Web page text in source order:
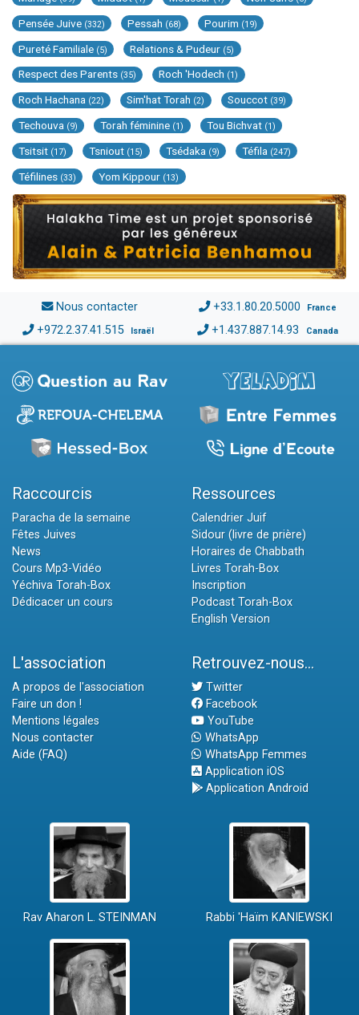
Pensée Juive (332) Pessah (68) Pourim (19)
Pureté Familiale (5) Relations & Pudeur (5)
Respect des Parents (35) Roch 'Hodech (1)
Roch Hachana (22) Sim'hat Torah (2) Souccot (39)
Techouva (9) Torah féminine (1) Tou Bichvat (1)
Tsitsit (17) Tsniout (15) Tsédaka (9) Téfila (247)
Téfilines (33) Yom Kippour (13)
Nous contacter +33.1.80.20.5000 France
+972.2.37.41.515 Israël +1.437.887.14.93 Canada
Raccourcis
Paracha de la semaine
Fêtes Juives
News
Cours Mp3-Vidéo
Yéchiva Torah-Box
Dédicacer un cours
Ressources
Calendrier Juif
Sidour (livre de prière)
Horaires de Chabbath
Livres Torah-Box
Inscription
Podcast Torah-Box
English Version
L'association
A propos de l'association
Faire un don !
Mentions légales
Nous contacter
Aide (FAQ)
Retrouvez-nous...
Twitter
Facebook
YouTube
WhatsApp
WhatsApp Femmes
Application iOS
Application Android
Rav Aharon L. STEINMAN Rabbi 'Haïm KANIEWSKI